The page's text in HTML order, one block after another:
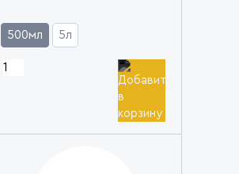
500мл 5л